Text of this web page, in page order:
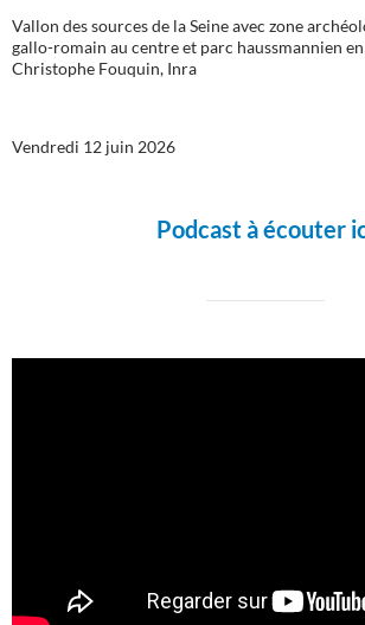
Vallon des sources de la Seine avec zone
gallo-romain au centre et parc haussmannien
Christophe Fouquin, Inra
Vendredi 12 juin 2026
Podcast à écouter